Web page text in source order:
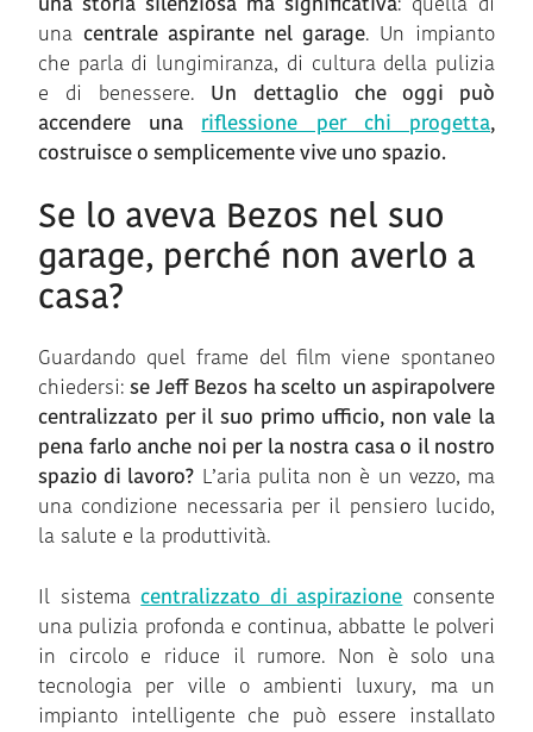
una storia silenziosa ma significativa: quella di
una centrale aspirante nel garage. Un impianto
che parla di lungimiranza, di cultura della pulizia
e di benessere. Un dettaglio che oggi può
accendere una riflessione per chi progetta,
costruisce o semplicemente vive uno spazio.
Se lo aveva Bezos nel suo
garage, perché non averlo a
casa?
Guardando quel frame del film viene spontaneo
chiedersi:se Jeff Bezos ha scelto un aspirapolvere
centralizzato per il suo primo ufficio, non vale la
pena farlo anche noi per la nostra casa o il nostro
spazio di lavoro? L’aria pulita non è un vezzo, ma
una condizione necessaria per il pensiero lucido,
la salute e la produttività.
Il sistemacentralizzato di aspirazione consente
una pulizia profonda e continua, abbatte le polveri
in circolo e riduce il rumore. Non è solo una
tecnologia per ville o ambienti luxury, ma un
impianto intelligente che può essere installato